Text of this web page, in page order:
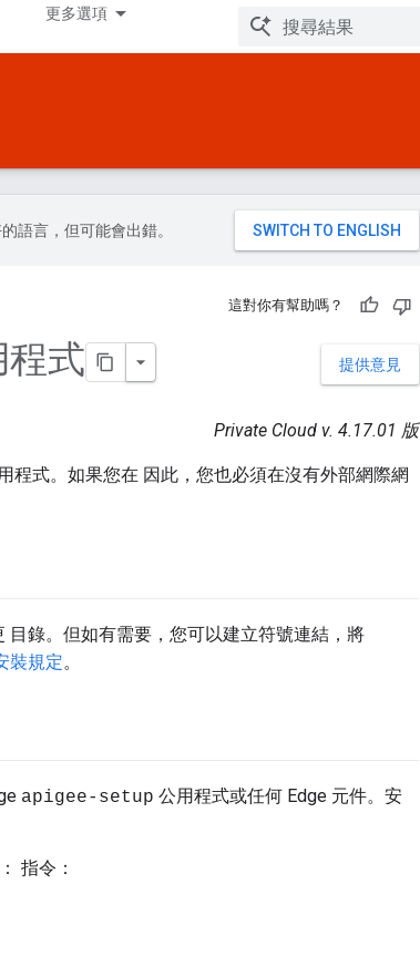
更多選項
語言，但可能會出錯。
這對你有幫助嗎？
提供意見
程式
Private Cloud v. 4.17.01 版
程式。如果您在 因此，您也必須在沒有外部網際網
目錄。但如有需要，您可以建立符號連結，將
裝規定。
apigee-setup 公用程式或任何 Edge 元件。安
指令：